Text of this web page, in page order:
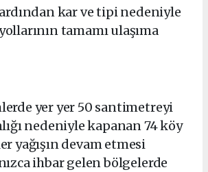
ardından kar ve tipi nedeniyle
tamamı ulaşıma
yer yer 50 santimetreyi
nedeniyle kapanan 74 köy
yağışın devam etmesi
ihbar gelen bölgelerde